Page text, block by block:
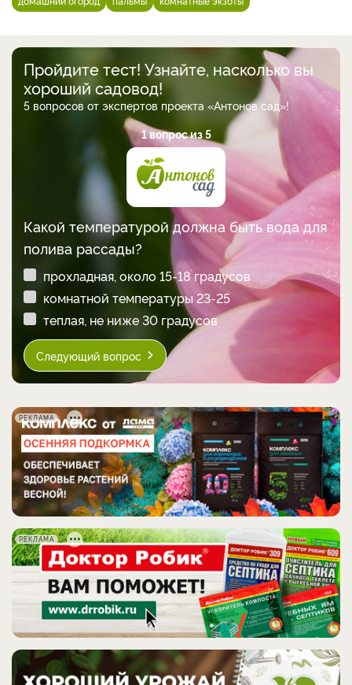
Пройдите тест! Узнайте, насколько вы
хороший садовод!
5 вопросов от экспертов проекта «Антонов сад»!
1 вопрос из 5
Какой температурой должна быть вода для
полива рассады?
прохладная, около 15-18 градусов
комнатной температуры 23-25
теплая, не ниже 30 градусов
Следующий вопрос
РЕКЛАМА
РЕКЛАМА